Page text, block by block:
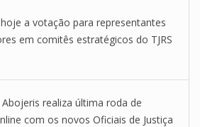
a votação para representantes
em comitês estratégicos do TJRS
realiza última roda de
com os novos Oficiais de Justiça